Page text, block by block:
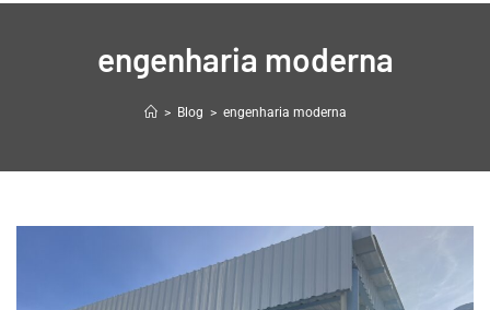
engenharia moderna
> Blog > engenharia moderna